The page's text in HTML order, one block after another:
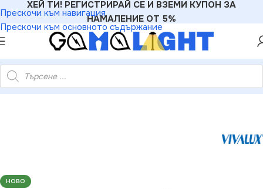
Прескочи към навигация
Прескочи към основното съдържание
ХЕЙ ТИ! РЕГИСТРИРАЙ СЕ И ВЗЕМИ КУПОН ЗА
НАМАЛЕНИЕ ОТ 5%
Vivalux VIV001647 Кабел с прекъсвач и щепсел CN/6323/12/8
НОВО